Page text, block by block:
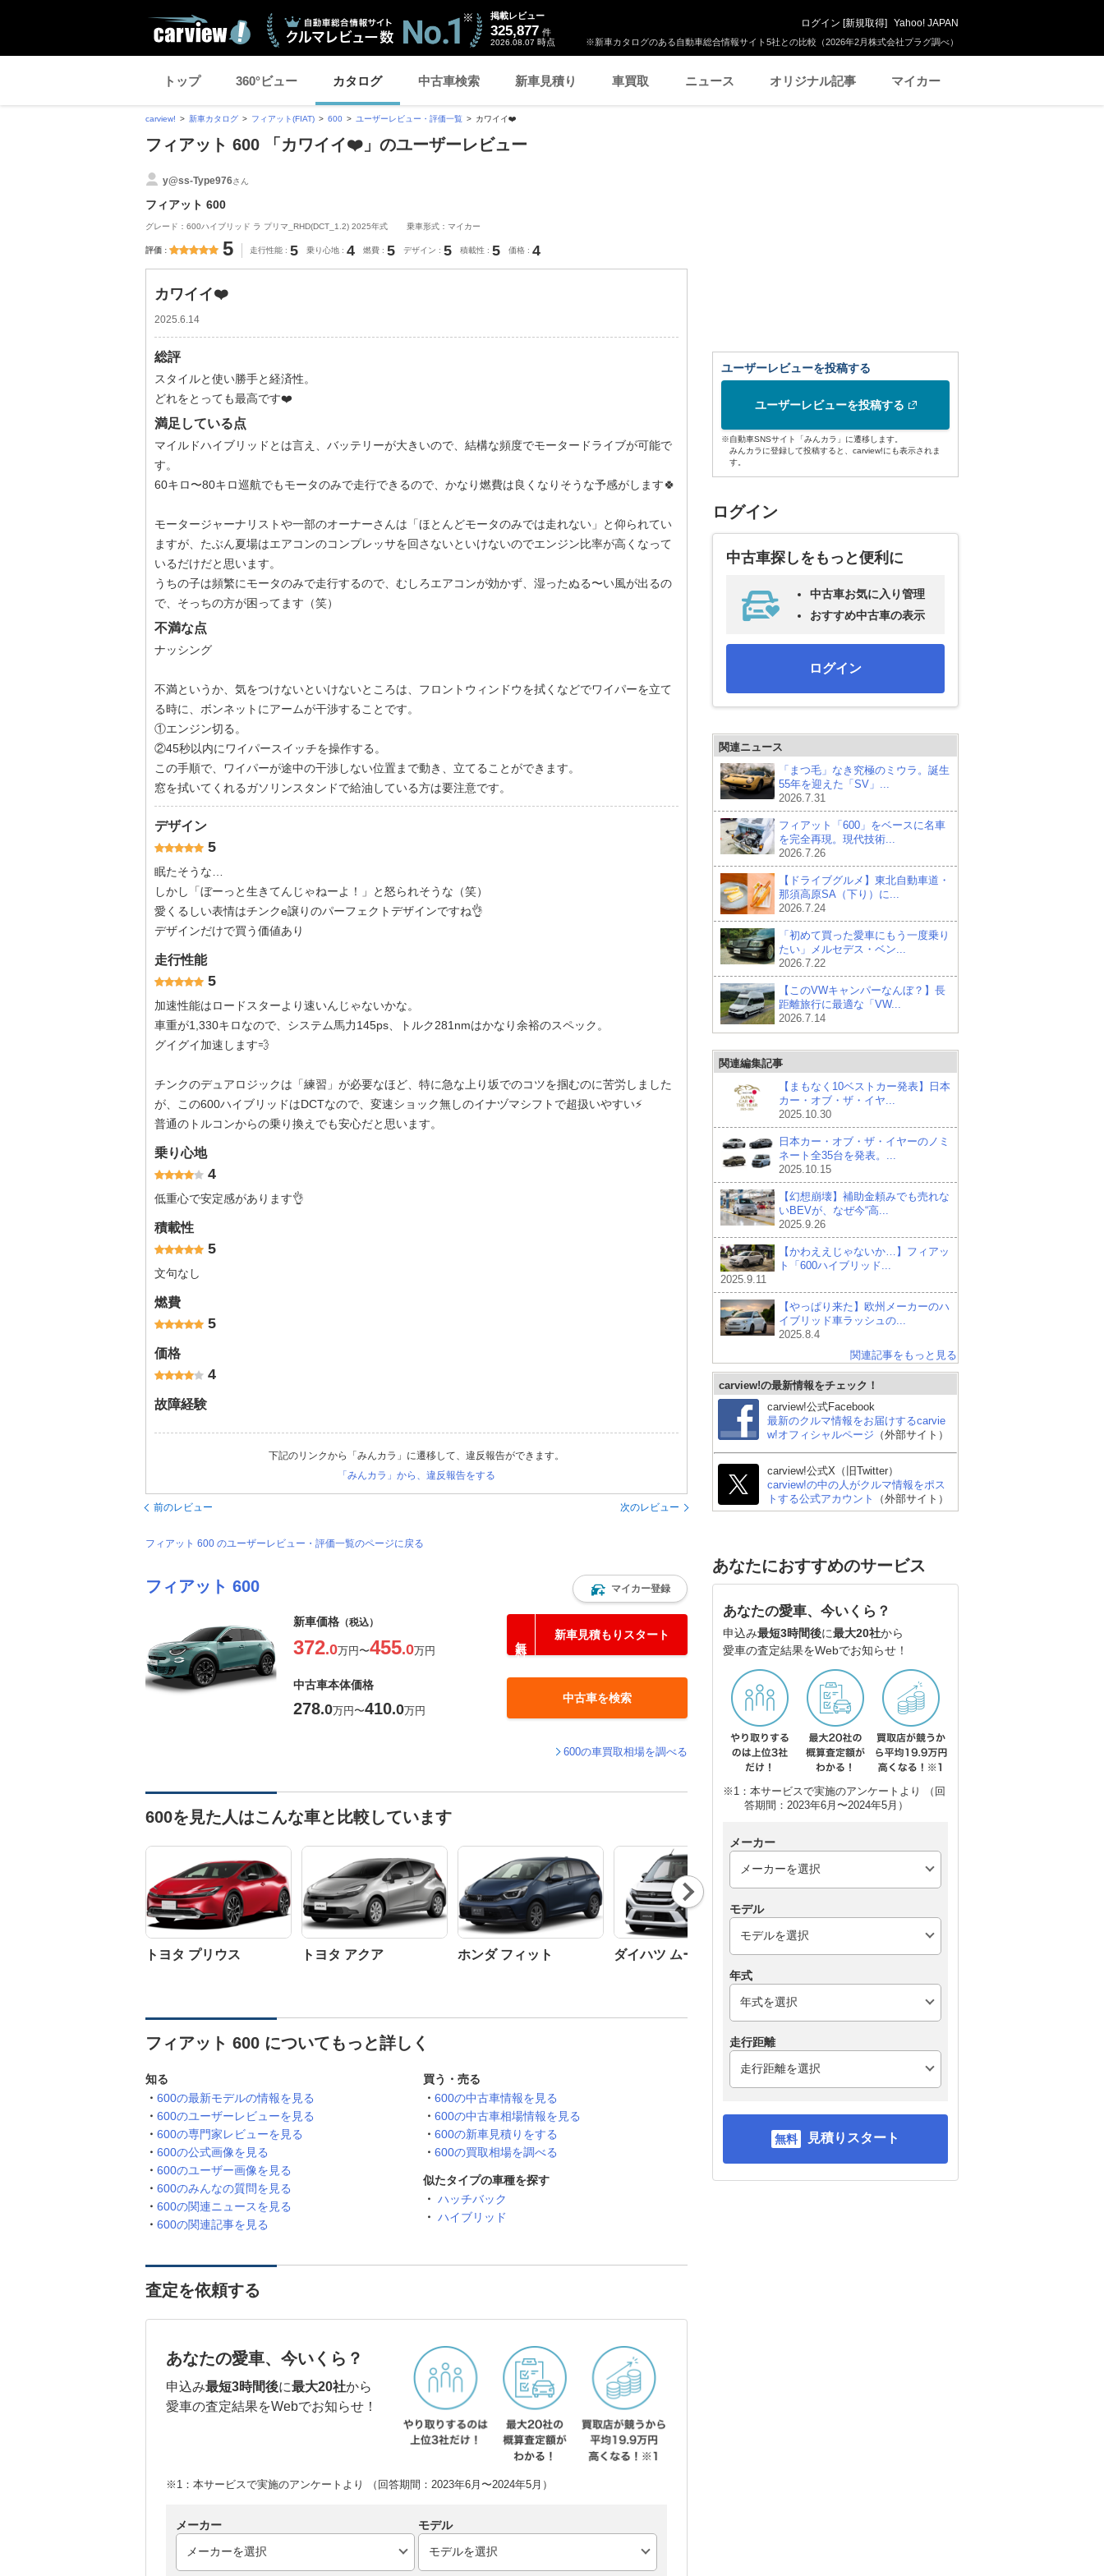
※新車カタログのある自動車総合情報サイト5社との比較（2026年2月株式会社プラグ調べ）
掲載レビュー
325,877 件
2026.08.07 時点
ログイン [新規取得] Yahoo! JAPAN
トップ 360°ビュー カタログ 中古車検索 新車見積り 車買取 ニュース オリジナル記事 マイカー
carview! 新車カタログ フィアット(FIAT) 600 ユーザーレビュー・評価一覧 カワイイ❤️
フィアット 600 「カワイイ❤️」のユーザーレビュー
y@ss-Type976さん
フィアット 600
グレード：600ハイブリッド ラ プリマ_RHD(DCT_1.2) 2025年式 乗車形式：マイカー
評価 5 走行性能 5 乗り心地 4 燃費 5 デザイン 5 積載性 5 価格 4
カワイイ❤️
2025.6.14
総評
スタイルと使い勝手と経済性。
どれをとっても最高です❤️
満足している点
マイルドハイブリッドとは言え、バッテリーが大きいので、結構な頻度でモータードライブが可能で
す。
60キロ〜80キロ巡航でもモータのみで走行できるので、かなり燃費は良くなりそうな予感がします🍀
モータージャーナリストや一部のオーナーさんは「ほとんどモータのみでは走れない」と仰られてい
ますが、たぶん夏場はエアコンのコンプレッサを回さないといけないのでエンジン比率が高くなって
いるだけだと思います。
うちの子は頻繁にモータのみで走行するので、むしろエアコンが効かず、湿ったぬる〜い風が出るの
で、そっちの方が困ってます（笑）
不満な点
ナッシング
不満というか、気をつけないといけないところは、フロントウィンドウを拭くなどでワイパーを立て
る時に、ボンネットにアームが干渉することです。
①エンジン切る。
②45秒以内にワイパースイッチを操作する。
この手順で、ワイパーが途中の干渉しない位置まで動き、立てることができます。
窓を拭いてくれるガソリンスタンドで給油している方は要注意です。
デザイン
5
眠たそうな…
しかし「ぼーっと生きてんじゃねーよ！」と怒られそうな（笑）
愛くるしい表情はチンクe譲りのパーフェクトデザインですね👌
デザインだけで買う価値あり
走行性能
5
加速性能はロードスターより速いんじゃないかな。
車重が1,330キロなので、システム馬力145ps、トルク281nmはかなり余裕のスペック。
グイグイ加速します💨
チンクのデュアロジックは「練習」が必要なほど、特に急な上り坂でのコツを掴むのに苦労しました
が、この600ハイブリッドはDCTなので、変速ショック無しのイナヅマシフトで超扱いやすい⚡️
普通のトルコンからの乗り換えでも安心だと思います。
乗り心地
4
低重心で安定感があります👌
積載性
5
文句なし
燃費
5
価格
4
故障経験
下記のリンクから「みんカラ」に遷移して、違反報告ができます。
「みんカラ」から、違反報告をする
前のレビュー 次のレビュー
フィアット 600 のユーザーレビュー・評価一覧のページに戻る
フィアット 600 マイカー登録
新車価格 （税込）
372.0万円〜455.0万円
新車見積もりスタート
中古車本体価格
278.0万円〜410.0万円
中古車を検索
600の車買取相場を調べる
600を見た人はこんな車と比較しています
トヨタ プリウス トヨタ アクア ホンダ フィット ダイハツ ムーヴ トヨタ ヤリス スズキ アルト
Nex
t
フィアット 600 についてもっと詳しく
知る
600の最新モデルの情報を見る
600のユーザーレビューを見る
600の専門家レビューを見る
600の公式画像を見る
600のユーザー画像を見る
600のみんなの質問を見る
600の関連ニュースを見る
600の関連記事を見る
買う・売る
600の中古車情報を見る
600の中古車相場情報を見る
600の新車見積りをする
600の買取相場を調べる
似たタイプの車種を探す
ハッチバック
ハイブリッド
査定を依頼する
あなたの愛車、今いくら？
申込み最短3時間後に最大20社から
愛車の査定結果をWebでお知らせ！
※1：本サービスで実施のアンケートより （回答期間：2023年6月〜2024年5月）
メーカー モデル
ユーザーレビューを投稿する
ユーザーレビューを投稿する
※自動車SNSサイト「みんカラ」に遷移します。
みんカラに登録して投稿すると、carview!にも表示されま
す。
ログイン
中古車探しをもっと便利に
中古車お気に入り管理
おすすめ中古車の表示
ログイン
関連ニュース
「まつ毛」なき究極のミウラ。誕生
55年を迎えた「SV」...
2026.7.31
フィアット「600」をベースに名車
を完全再現。現代技術...
2026.7.26
【ドライブグルメ】東北自動車道・
那須高原SA（下り）に...
2026.7.24
「初めて買った愛車にもう一度乗り
たい」メルセデス・ベン...
2026.7.22
【このVWキャンパーなんぼ？】長
距離旅行に最適な「VW...
2026.7.14
関連編集記事
【まもなく10ベストカー発表】日本
カー・オブ・ザ・イヤ...
2025.10.30
日本カー・オブ・ザ・イヤーのノミ
ネート全35台を発表。...
2025.10.15
【幻想崩壊】補助金頼みでも売れな
いBEVが、なぜ今“高...
2025.9.26
【かわええじゃないか…】フィアッ
ト「600ハイブリッド...
2025.9.11
【やっぱり来た】欧州メーカーのハ
イブリッド車ラッシュの...
2025.8.4
関連記事をもっと見る
carview!の最新情報をチェック！
carview!公式Facebook
最新のクルマ情報をお届けするcarvie
w!オフィシャルページ （外部サイト）
carview!公式X（旧Twitter）
carview!の中の人がクルマ情報をポス
トする公式アカウント
（外部サイト）
あなたにおすすめのサービス
あなたの愛車、今いくら？
申込み最短3時間後に最大20社から
愛車の査定結果をWebでお知らせ！
※1：本サービスで実施のアンケートより （回
答期間：2023年6月〜2024年5月）
メーカー
モデル
年式
走行距離
見積りスタート